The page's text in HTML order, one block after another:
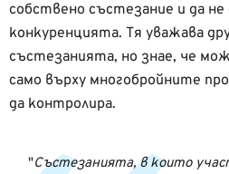
собствено състезание и да
конкуренцията. Тя уважава
състезанията, но знае, че
само върху многобройните
да контролира.
Състезанията, в които